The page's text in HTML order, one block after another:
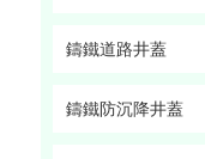
鑄鐵道路井蓋
鑄鐵防沉降井蓋